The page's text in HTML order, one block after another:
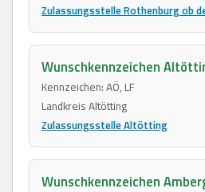
Zulassungsstelle Rothenburg ob
Wunschkennzeichen
Kennzeichen: AÖ, LF
Landkreis Altötting
Zulassungsstelle Altötting
Wunschkennzeichen